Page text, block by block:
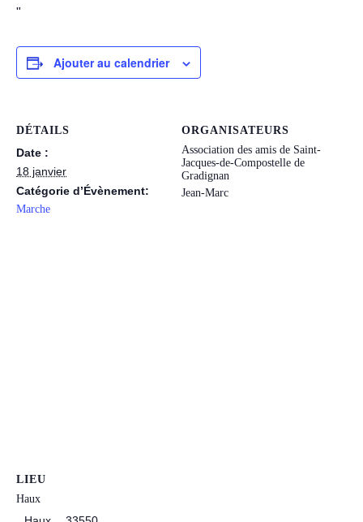
Ajouter au calendrier
DÉTAILS
Date :
18 janvier
Catégorie d’Évènement:
Marche
ORGANISATEURS
Association des amis de Saint-
Jacques-de-Compostelle de
Gradignan
Jean-Marc
LIEU
Haux